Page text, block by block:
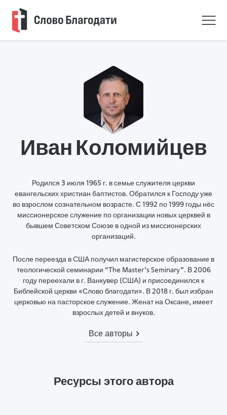
Иван Коломийцев
Родился 3 июля 1965 г. в семье служителя церкви
евангельских христиан баптистов. Обратился к Господу уже
во взрослом сознательном возрасте. С 1992 по 1999 годы нёс
миссионерское служение по организации новых церквей в
бывшем Советском Союзе в одной из миссионерских
организаций.
После переезда в США получил магистерское образование в
теологической семинарии “The Master’s Seminary”. В 2006
году переехали в г. Ванкувер (США) и присоединился к
Библейской церкви «Слово благодати». В 2018 г. был избран
церковью на пасторское служение. Женат на Оксане, имеет
взрослых детей и внуков.
Все авторы
Ресурсы этого автора